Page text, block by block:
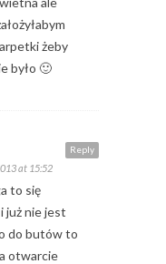
żeby
było 🙂
Reply
at 15:52
to się
już nie jest
do butów to
otwarcie